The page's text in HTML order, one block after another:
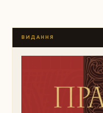
ВИДАННЯ